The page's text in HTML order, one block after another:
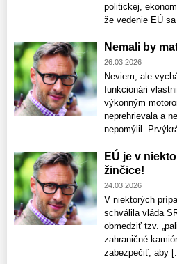
politickej,
že vedenie EÚ
Nemali by
26.03.2026
Neviem, ale
funkcionári
výkonným
neprehrievala a
nepomýlil.
EÚ je v
žinčice!
24.03.2026
V niektorých
schválila vláda
obmedziť tzv.
zahraničné
zabezpečiť, aby